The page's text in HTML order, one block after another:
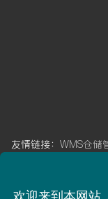
成都市高新区天府软
武汉市武昌区武珞路
广州市金发科技创新
南通自动化工厂：
昆山自动化工厂：
友情链接： WMS仓储
欢迎来到本网站